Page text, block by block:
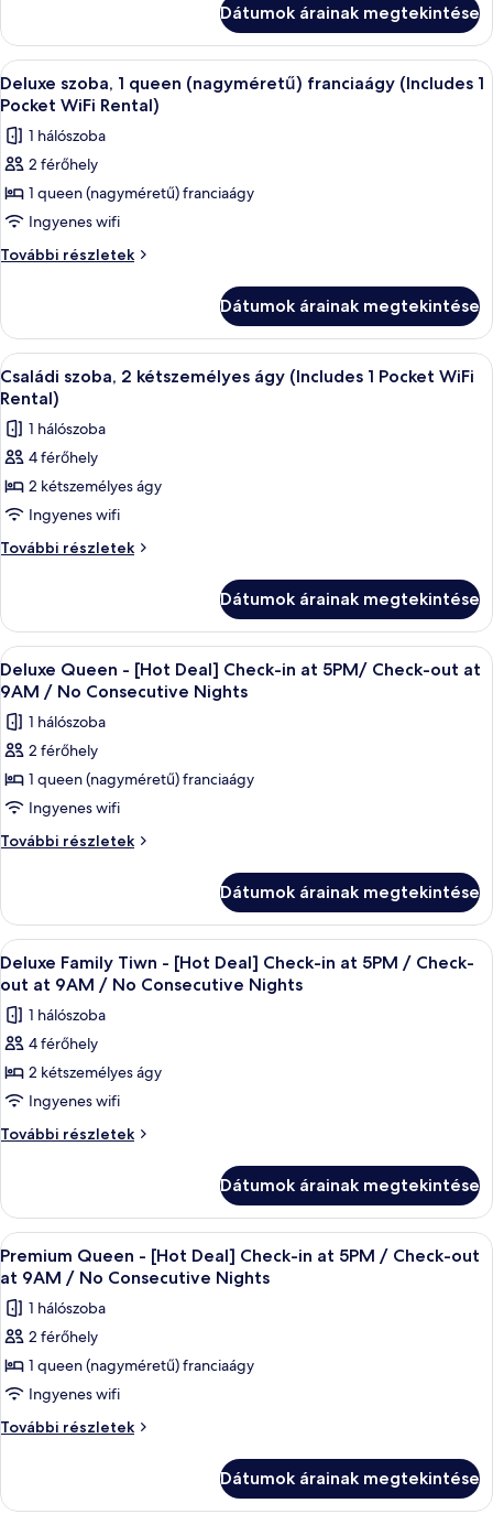
ágy
(Includes
1
Pocket
Wifi
Rental)
ágy
(Includes
1
Pocket
Rental)
további
Dátumok árainak megtekintése
A
következő
szoba
összes
képének
megtekintése:
Deluxe
szoba,
(nagyméretű)
franciaágy
(Includes
1
Pocket
WiFi
Rental)
Egy szállodai szoba, amelyben egy
4
Deluxe szoba, 1 queen (nagyméretű) franciaágy (Includes 1
Pocket WiFi Rental)
1 hálószoba
2 férőhely
1 queen (nagyméretű) franciaágy
Ingyenes wifi
További részletek
Deluxe
(nagyméretű)
franciaágy
(Includes
1
WiFi
Rental)
részletei
Dátumok árainak megtekintése
A
következő
szoba
összes
képének
megtekintése:
Családi
szoba,
ágy
(Includes
1
Pocket
WiFi
Rental)
Prémium ágynemű, széf a szobában,
3
Családi szoba, 2 kétszemélyes ágy (Includes 1 Pocket WiFi
Rental)
1 hálószoba
4 férőhely
2 kétszemélyes ágy
Ingyenes wifi
További részletek
Családi
ágy
(Includes
1
Pocket
Rental)
további
Dátumok árainak megtekintése
A
következő
szoba
összes
képének
megtekintése:
Deluxe
Queen
Deal]
Check-
in
at
5PM/
Check-
out
at
9AM
/
Nights
Egy szállodai szoba, amelyben egy
4
Deluxe Queen - [Hot Deal] Check-in at 5PM/ Check-out at
9AM / No Consecutive Nights
1 hálószoba
2 férőhely
1 queen (nagyméretű) franciaágy
Ingyenes wifi
További részletek
Deluxe
Deal]
Check-
in
at
Check-
out
9AM
/
Consecutive
Dátumok árainak megtekintése
A
következő
szoba
összes
képének
megtekintése:
Deluxe
Family
[Hot
Deal]
Check-
in
at
5PM
/
Check-
out
at
No
Prémium ágynemű, széf a szobában,
3
Deluxe Family Tiwn - [Hot Deal] Check-in at 5PM / Check-
out at 9AM / No Consecutive Nights
1 hálószoba
4 férőhely
2 kétszemélyes ágy
Ingyenes wifi
További részletek
Deluxe
[Hot
Deal]
Check-
in
5PM
out
at
/
további
Dátumok árainak megtekintése
A
következő
szoba
összes
képének
megtekintése:
Premium
Queen
Deal]
Prémium ágynemű, széf a szobában,
4
Premium Queen - [Hot Deal] Check-in at 5PM / Check-out
at 9AM / No Consecutive Nights
1 hálószoba
2 férőhely
1 queen (nagyméretű) franciaágy
Ingyenes wifi
További részletek
Premium
Deal]
Dátumok árainak megtekintése